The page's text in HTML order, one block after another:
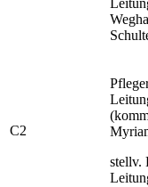
C2
stellv.